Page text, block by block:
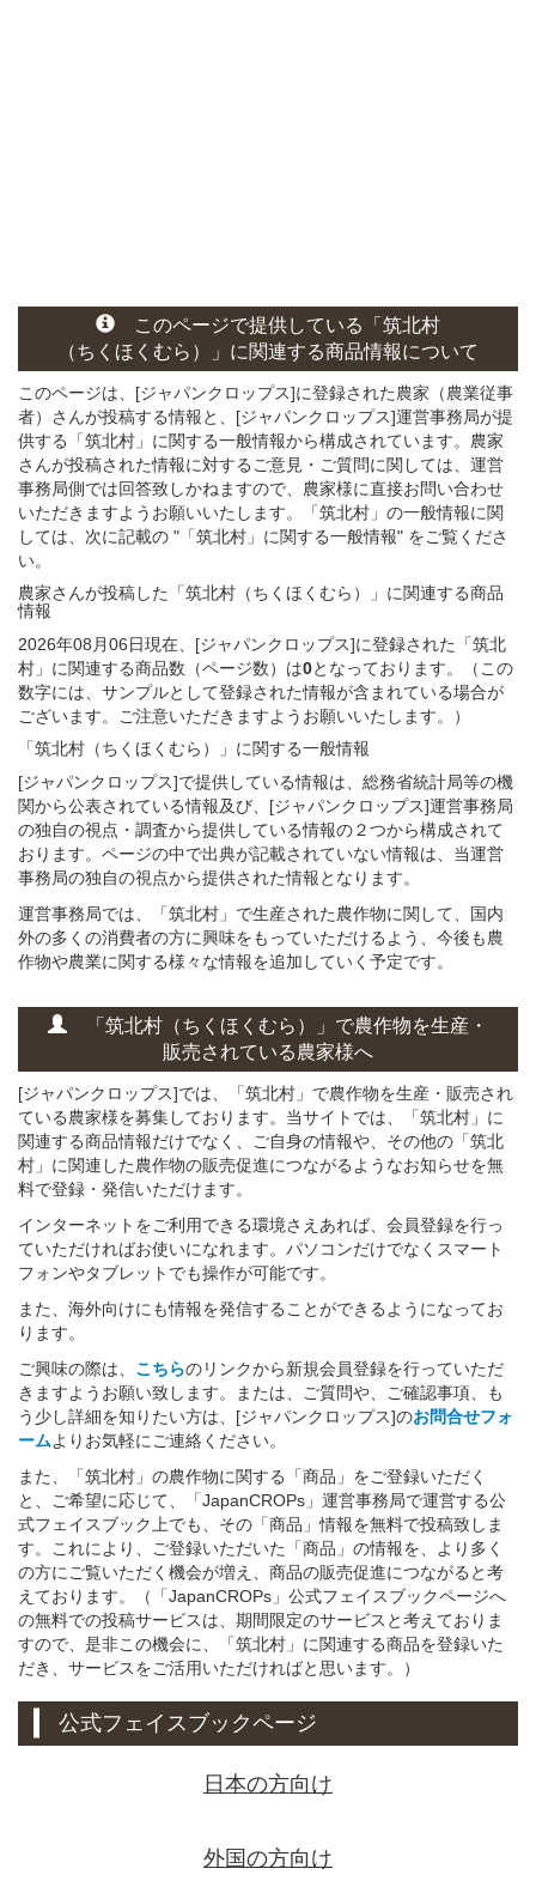
このページで提供している
「筑北村
（ちくほくむら）」 に関連する商品情報について
このページは、[ジャパンクロップス]に登録された農家（農業従事
者）さんが投稿する情報と、[ジャパンクロップス]運営事務局が提
供する「筑北村」に関する一般情報から構成されています。農家
さんが投稿された情報に対するご意見・ご質問に関しては、運営
事務局側では回答致しかねますので、農家様に直接お問い合わせ
いただきますようお願いいたします。「筑北村」の一般情報に関
しては、次に記載の "「筑北村」に関する一般情報" をご覧くださ
い。
農家さんが投稿した「筑北村（ちくほくむら）」 に関連する商品
情報
2026年08月06日現在、[ジャパンクロップス]に登録された「筑北
村」に関連する商品数（ページ数）は0となっております。（この
数字には、サンプルとして登録された情報が含まれている場合が
ございます。ご注意いただきますようお願いいたします。）
「筑北村（ちくほくむら）」 に関する一般情報
[ジャパンクロップス]で提供している情報は、総務省統計局等の機
関から公表されている情報及び、[ジャパンクロップス]運営事務局
の独自の視点・調査から提供している情報の２つから構成されて
おります。ページの中で出典が記載されていない情報は、当運営
事務局の独自の視点から提供された情報となります。
運営事務局では、「筑北村」で生産された農作物に関して、国内
外の多くの消費者の方に興味をもっていただけるよう、今後も農
作物や農業に関する様々な情報を追加していく予定です。
「筑北村（ちくほくむら）」 で農作物を生産・
販売されている農家様へ
[ジャパンクロップス]では、「筑北村」で農作物を生産・販売され
ている農家様を募集しております。当サイトでは、「筑北村」に
関連する商品情報だけでなく、ご自身の情報や、その他の「筑北
村」に関連した農作物の販売促進につながるようなお知らせを無
料で登録・発信いただけます。
インターネットをご利用できる環境さえあれば、会員登録を行っ
ていただければお使いになれます。パソコンだけでなくスマート
フォンやタブレットでも操作が可能です。
また、海外向けにも情報を発信することができるようになってお
ります。
ご興味の際は、 こちらのリンクから新規会員登録を行っていただ
きますようお願い致します。または、ご質問や、ご確認事項、も
う少し詳細を知りたい方は、[ジャパンクロップス]のお問合せフォ
ームよりお気軽にご連絡ください。
また、「筑北村」の農作物に関する「商品」をご登録いただく
と、ご希望に応じて、「JapanCROPs」運営事務局で運営する公
式フェイスブック上でも、その「商品」情報を無料で投稿致しま
す。これにより、ご登録いただいた「商品」の情報を、より多く
の方にご覧いただく機会が増え、商品の販売促進につながると考
えております。（「JapanCROPs」公式フェイスブックページへ
の無料での投稿サービスは、期間限定のサービスと考えておりま
すので、是非この機会に、「筑北村」に関連する商品を登録いた
だき、サービスをご活用いただければと思います。）
公式フェイスブックページ
日本の方向け
外国の方向け